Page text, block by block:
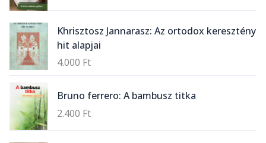
Khrisztosz Jannarasz: Az ortodox keresztény
hit alapjai
4.000 Ft
Bruno ferrero: A bambusz titka
2.400 Ft